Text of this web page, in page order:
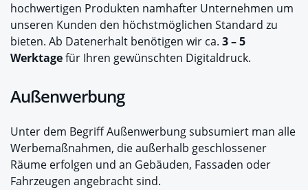
hochwertigen Produkten namhafter Unternehmen um
unseren Kunden den höchstmöglichen Standard zu
bieten. Ab Datenerhalt benötigen wir ca. 3 – 5
Werktagefür Ihren gewünschten Digitaldruck.
Außenwerbung
Unter dem Begriff Außenwerbung subsumiert man alle
Werbemaßnahmen, die außerhalb geschlossener
Räume erfolgen und an Gebäuden, Fassaden oder
Fahrzeugen angebracht sind.